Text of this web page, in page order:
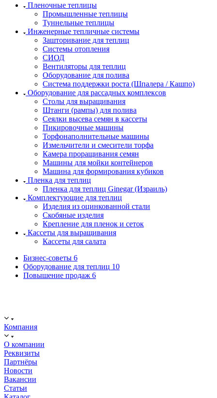
Пленочные теплицы
Промышленные теплицы
Туннельные теплицы
Инженерные тепличные системы
Зашторивание для теплиц
Системы отопления
СИОД
Вентиляторы для теплиц
Оборудование для полива
Система поддержки роста (Шпалера / Кашпо)
Оборудование для рассадных комплексов
Столы для выращивания
Штанги (рампы) для полива
Сеялки высева семян в кассеты
Пикировочные машины
Торфонаполнительные машины
Измельчители и смесители торфа
Камера проращивания семян
Машины для мойки контейнеров
Машина для формирования кубиков
Пленка для теплиц
Пленка для теплиц Ginegar (Израиль)
Комплектующие для теплиц
Изделия из оцинкованной стали
Скобяные изделия
Крепление для пленок и сеток
Кассеты для выращивания
Кассеты для салата
Бизнес-советы 6
Оборудование для теплиц 10
Повышение продаж 6
Компания
О компании
Реквизиты
Партнёры
Новости
Вакансии
Статьи